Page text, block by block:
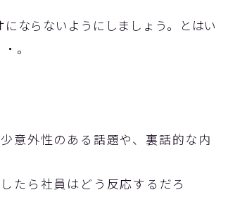
ならないようにしましょう。とはい
。
意外性のある話題や、裏話的な内
たら社員はどう反応するだろ